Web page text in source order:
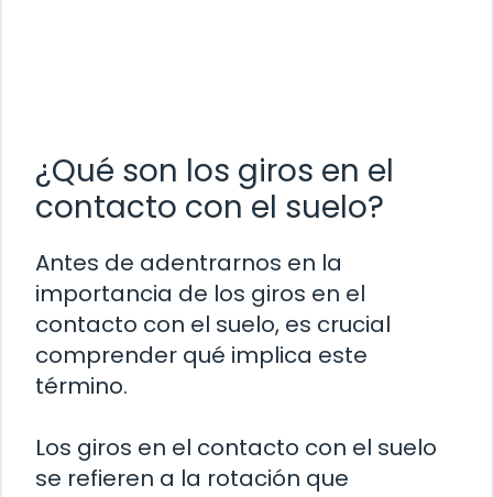
¿Qué son los giros en el
contacto con el suelo?
Antes de adentrarnos en la
importancia de los giros en el
contacto con el suelo, es crucial
comprender qué implica este
término.
Los giros en el contacto con el suelo
se refieren a la rotación que